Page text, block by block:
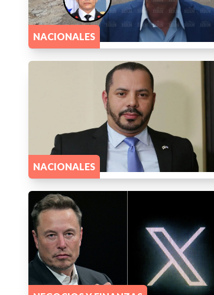
NACIONALES
NACIONALES